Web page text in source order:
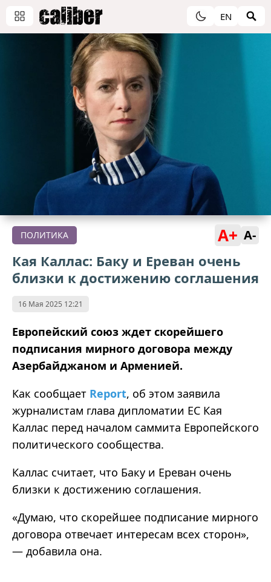
EN
ПОЛИТИКА A+ A-
Кая Каллас: Баку и Ереван очень
близки к достижению соглашения
16 Мая 2025 12:21
Европейский союз ждет скорейшего
подписания мирного договора между
Азербайджаном и Арменией.
Как сообщает Report, об этом заявила
журналистам глава дипломатии ЕС Кая
Каллас перед началом саммита Европейского
политического сообщества.
Каллас считает, что Баку и Ереван очень
близки к достижению соглашения.
«Думаю, что скорейшее подписание мирного
договора отвечает интересам всех сторон»,
— добавила она.